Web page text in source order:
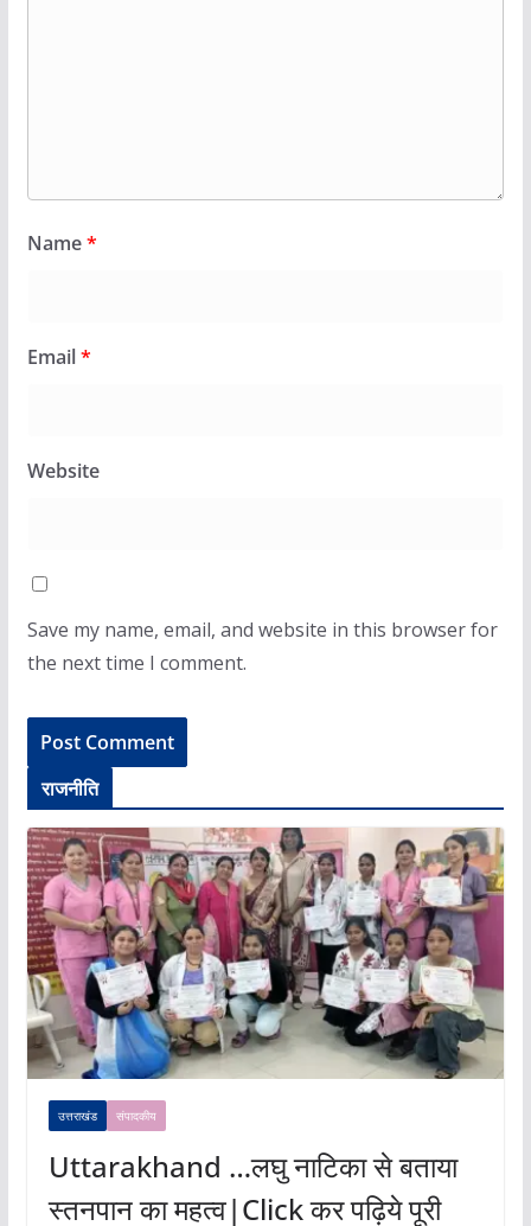
Name*
Email*
Website
Save my name, email, and website in this browser for
the next time I comment.
राजनीति
उत्तराखंड संपादकीय
Uttarakhand …लघु नाटिका से बताया
स्तनपान का महत्व|Click कर पढ़िये पूरी